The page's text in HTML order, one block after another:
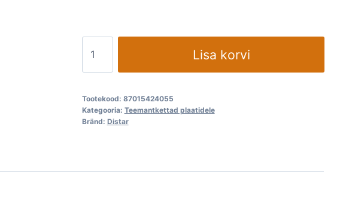
45x0,8x4x5,8mm
MasterCUT
kogus
Lisa korvi
Tootekood: 87015424055
Kategooria: Teemantkettad plaatidele
Bränd: Distar